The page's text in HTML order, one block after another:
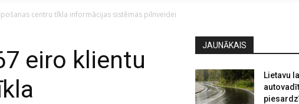
centru tīkla informācijas sistēmas pilnveidei
eiro klientu
JAUNĀKAIS
Lietavu